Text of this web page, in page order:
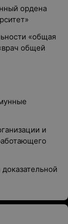
ордена
«общая
общей
и